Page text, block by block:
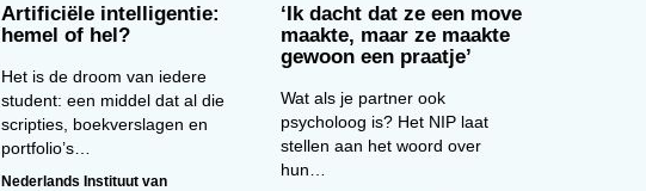
Artificiële intelligentie:
hemel of hel?
Het is de droom van iedere
student: een middel dat al die
scripties, boekverslagen en
portfolio’s…
Nederlands Instituut van
‘Ik dacht dat ze een move
maakte, maar ze maakte
gewoon een praatje’
Wat als je partner ook
psycholoog is? Het NIP laat
stellen aan het woord over
hun…